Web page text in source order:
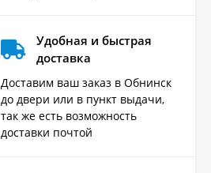
Удобная и быстрая
доставка
Доставим ваш заказ в Обнинск
до двери или в пункт выдачи,
так же есть возможность
доставки почтой